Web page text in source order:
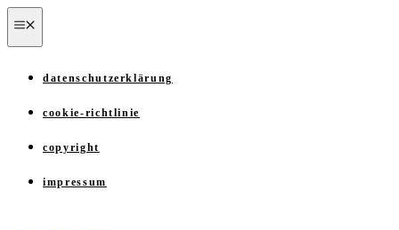
Zum
Inhalt
springen
datenschutzerklärung
cookie-richtlinie
copyright
impressum